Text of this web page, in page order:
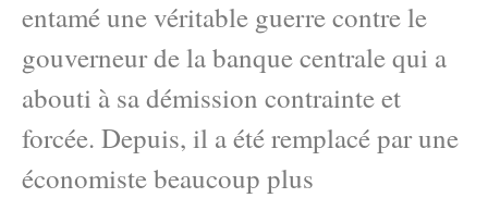
entamé une véritable guerre contre le
gouverneur de la banque centrale qui a
abouti à sa démission contrainte et
forcée. Depuis, il a été remplacé par une
économiste beaucoup plus